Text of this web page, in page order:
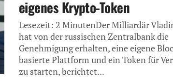
eigenes Krypto-Token
Lesezeit: 2 MinutenDer Milliardär
hat von der russischen Zentralbank die
Genehmigung erhalten, eine eigene
basierte Plattform und ein Token für
zu starten, berichtet...